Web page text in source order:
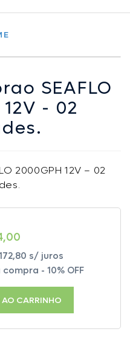
SEAFLO
- 02
2000GPH 12V – 02
s/ juros
- 10% OFF
CARRINHO